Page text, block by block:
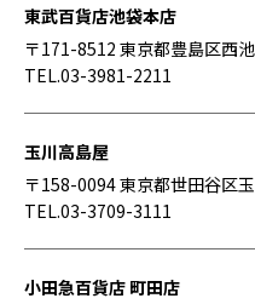
東武百貨店池袋本店
〒171-8512 東京都豊島区西
TEL.03-3981-2211
玉川高島屋
〒158-0094 東京都世田谷区
TEL.03-3709-3111
小田急百貨店 町田店